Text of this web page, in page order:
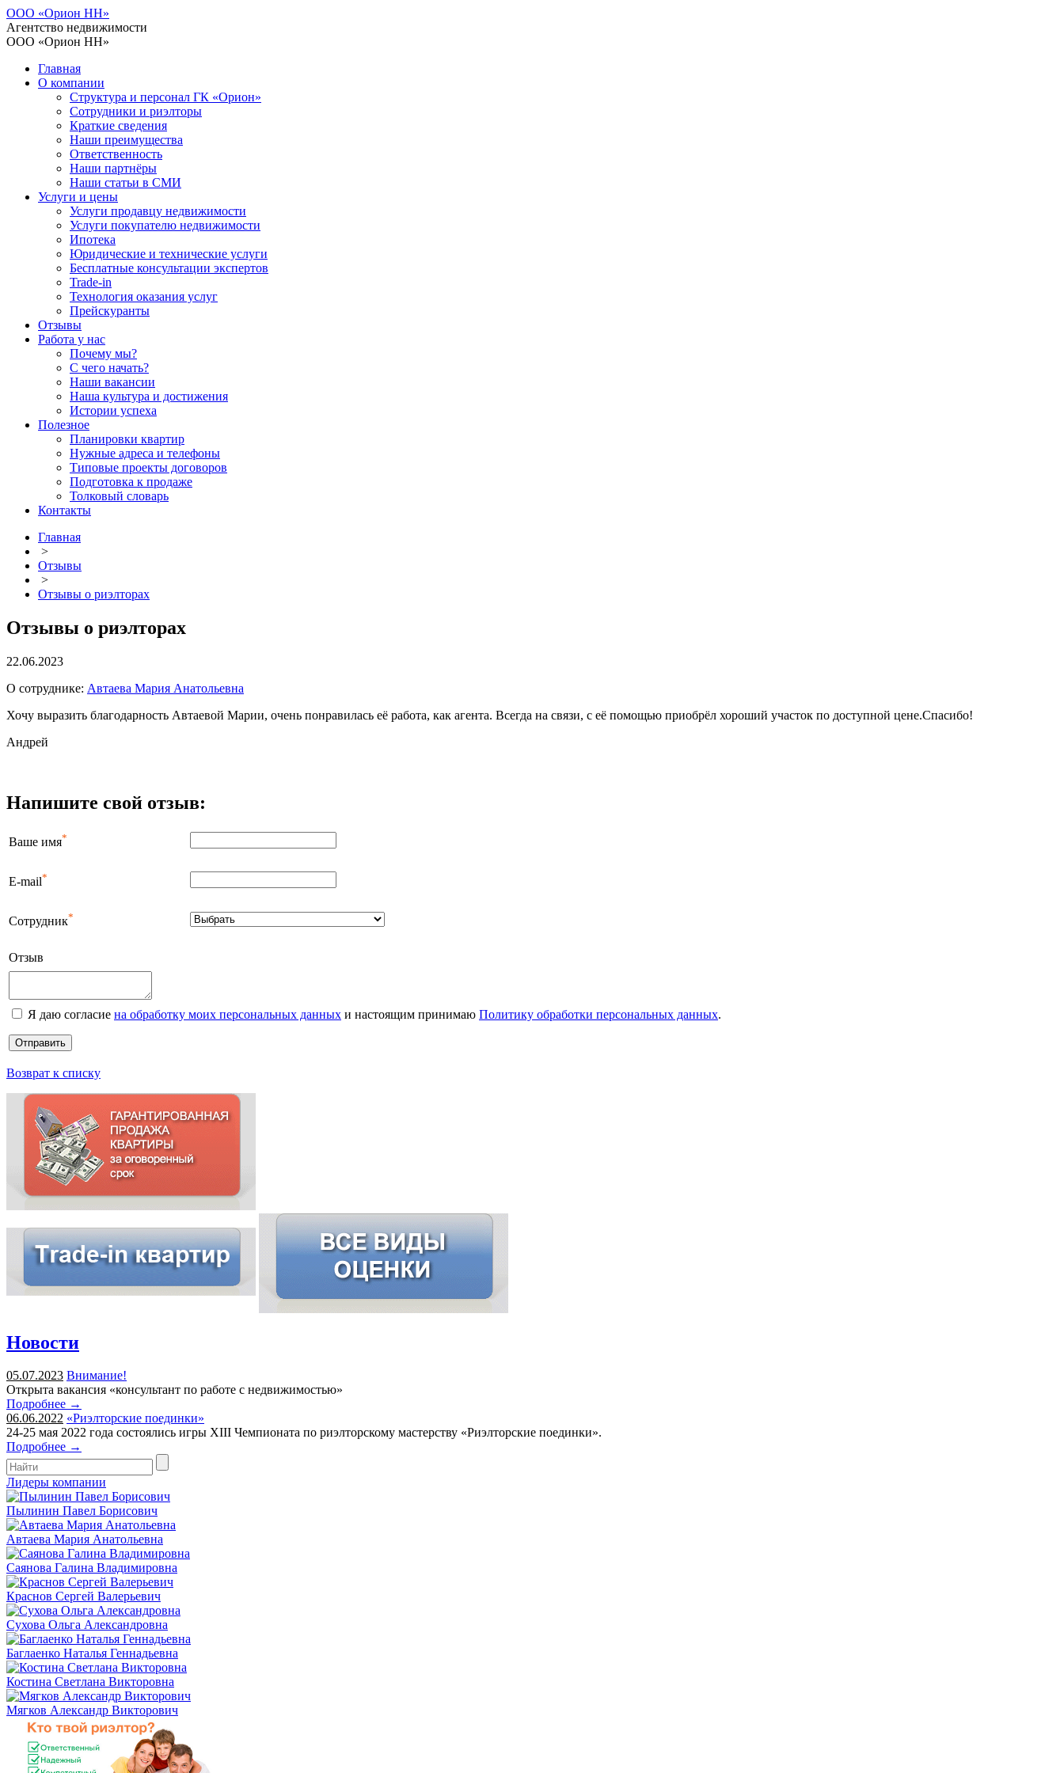
ООО «Орион НН»
Агентство недвижимости
ООО «Орион НН»
Главная
О компании
Структура и персонал ГК «Орион»
Сотрудники и риэлторы
Краткие сведения
Наши преимущества
Ответственность
Наши партнёры
Наши статьи в СМИ
Услуги и цены
Услуги продавцу недвижимости
Услуги покупателю недвижимости
Ипотека
Юридические и технические услуги
Бесплатные консультации экспертов
Trade-in
Технология оказания услуг
Прейскуранты
Отзывы
Работа у нас
Почему мы?
С чего начать?
Наши вакансии
Наша культура и достижения
Истории успеха
Полезное
Планировки квартир
Нужные адреса и телефоны
Типовые проекты договоров
Подготовка к продаже
Толковый словарь
Контакты
Главная
>
Отзывы
>
Отзывы о риэлторах
Отзывы о риэлторах
22.06.2023
О сотруднике: Автаева Мария Анатольевна
Хочу выразить благодарность Автаевой Марии, очень понравилась её работа, как агента. Всегда на связи, с её помощью приобрёл хороший участок по доступной цене.Спасибо!
Андрей
Напишите свой отзыв:
Ваше имя*
E-mail*
Сотрудник*
Отзыв
Я даю согласие на обработку моих персональных данных и настоящим принимаю Политику обработки персональных данных.
Возврат к списку
Новости
05.07.2023 Внимание!
Открыта вакансия «консультант по работе с недвижимостью»
Подробнее →
06.06.2022 «Риэлторские поединки»
24-25 мая 2022 года состоялись игры XIII Чемпионата по риэлторскому мастерству «Риэлторские поединки».
Подробнее →
Лидеры компании
Пылинин Павел Борисович
Автаева Мария Анатольевна
Саянова Галина Владимировна
Краснов Сергей Валерьевич
Сухова Ольга Александровна
Баглаенко Наталья Геннадьевна
Костина Светлана Викторовна
Мягков Александр Викторович